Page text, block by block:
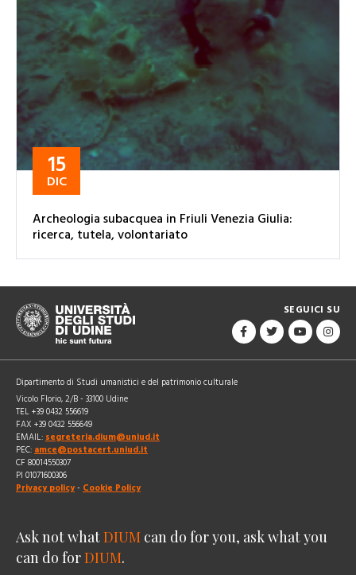
15
DIC
Archeologia subacquea in Friuli Venezia Giulia:
ricerca, tutela, volontariato
SEGUICI SU
Dipartimento di Studi umanistici e del patrimonio culturale
Vicolo Florio, 2/B - 33100 Udine
TEL +39 0432 556619
FAX +39 0432 556649
EMAIL: segreteria.dium@uniud.it
PEC: amce@postacert.uniud.it
CF 80014550307
PI 01071600306
Privacy policy - Cookie Policy
Ask not whatDIUM can do for you, ask what you
can do forDIUM.